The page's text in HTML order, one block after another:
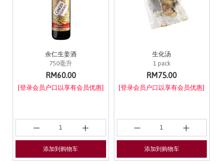
余仁生姜酒
750毫升
RM60.00
[登录会员户口以享有会员优惠]
添加到购物车
生化汤
1 pack
RM75.00
[登录会员户口以享有会员优惠]
添加到购物车